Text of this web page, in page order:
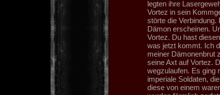
legten ihre
Vortez in sein
störte die Verbindung.
Dämon erscheinen.
Vortez. Du hast
was jetzt kommt. Ich
meiner Dämonenbrut
seine Axt auf Vortez.
wegzulaufen. Es ging
imperiale Soldaten,
diese von einem